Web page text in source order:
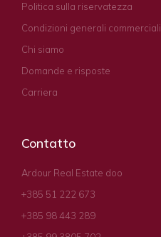
Politica sulla riservatezza
Condizioni generali commerciali
Chi siamo
Domande e risposte
Carriera
Contatto
Ardour Real Estate doo
+385 51 222 673
+385 98 443 289